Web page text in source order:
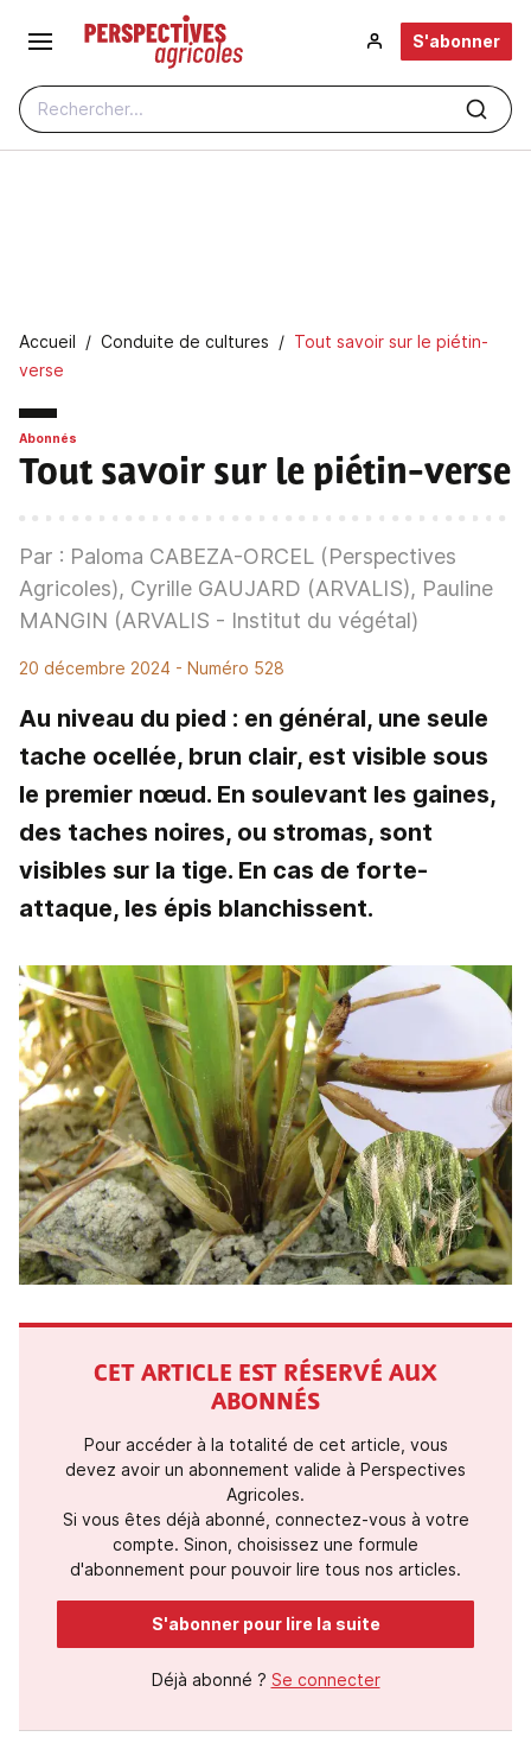
Aller au contenu principal
Rechercher...
S'abonner
Fil d'Ariane
Accueil Conduite de cultures
Tout savoir sur le piétin-
verse
Abonnés
Tout savoir sur le piétin-verse
Par : Paloma CABEZA-ORCEL (Perspectives
Agricoles), Cyrille GAUJARD (ARVALIS), Pauline
MANGIN (ARVALIS - Institut du végétal)
20 décembre 2024 - Numéro 528
Au niveau du pied : en général, une seule
tache ocellée, brun clair, est visible sous
le premier nœud. En soulevant les gaines,
des taches noires, ou stromas, sont
visibles sur la tige. En cas de forte-
attaque, les épis blanchissent.
CET ARTICLE EST RÉSERVÉ AUX
ABONNÉS
Pour accéder à la totalité de cet article, vous
devez avoir un abonnement valide à Perspectives
Agricoles.
Si vous êtes déjà abonné, connectez-vous à votre
compte. Sinon, choisissez une formule
d'abonnement pour pouvoir lire tous nos articles.
S'abonner pour lire la suite
Déjà abonné ? Se connecter